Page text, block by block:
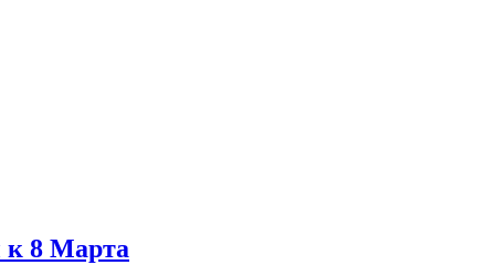
к 8 Марта